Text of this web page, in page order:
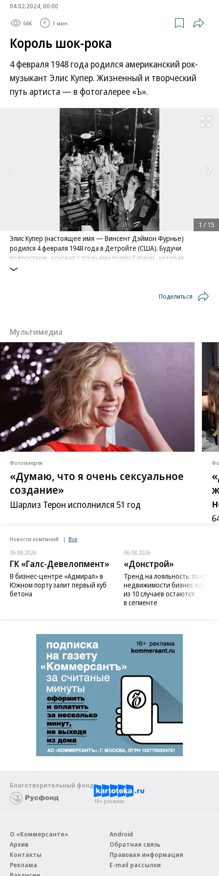
04.02.2024, 00:00
66K 1 мин.
Король шок-рока
4 февраля 1948 года родился американский рок-
музыкант Элис Купер. Жизненный и творческий
путь артиста — в фотогалерее «Ъ».
Развернуть
Элис Купер (настоящее имя — Винсент Дэймон Фурнье)
родился 4 февраля 1948 года в Детройте (США). Будучи
подростком, основал с друзьями группу Earwigs, которая
исполняла кавер-версии песен The Beatles. Позже группа
1 / 15
Поделиться
Мультимедиа
Фотогалерея
«Думаю, что я очень сексуальное
создание»
Шарлиз Терон исполнился 51 год
Новости компаний Все
06.08.2026
ГК «Галс-Девелопмент»
В бизнес-центре «Адмирал» в
Южном порту залит первый куб
бетона
06.08.2026
«Донстрой»
Тренд на лояльность:
недвижимости бизнес-класса
из 10 случаев остаются
в сегменте
Благотворительный фонд
18+ реклама
О «Коммерсанте»
Архив
Контакты
Реклама
Android
Обратная связь
Правовая информация
E-mail рассылки